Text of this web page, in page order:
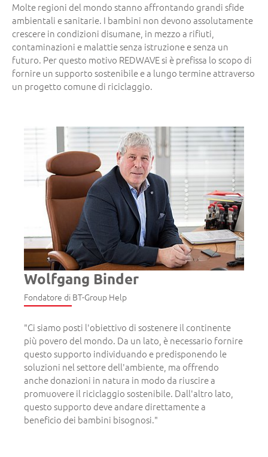
Molte regioni del mondo stanno affrontando grandi sfide
ambientali e sanitarie. I bambini non devono assolutamente
crescere in condizioni disumane, in mezzo a rifiuti,
contaminazioni e malattie senza istruzione e senza un
futuro. Per questo motivo REDWAVE si è prefissa lo scopo di
fornire un supporto sostenibile e a lungo termine attraverso
un progetto comune di riciclaggio.
Wolfgang Binder
Fondatore di BT-Group Help
"Ci siamo posti l'obiettivo di sostenere il continente
più povero del mondo. Da un lato, è necessario fornire
questo supporto individuando e predisponendo le
soluzioni nel settore dell'ambiente, ma offrendo
anche donazioni in natura in modo da riuscire a
promuovere il riciclaggio sostenibile. Dall'altro lato,
questo supporto deve andare direttamente a
beneficio dei bambini bisognosi."